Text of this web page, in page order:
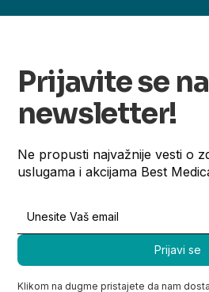
Prijavite se
newsletter!
Ne propusti najvažnije vesti o
uslugama i akcijama Best
Klikom na dugme pristajete da nam